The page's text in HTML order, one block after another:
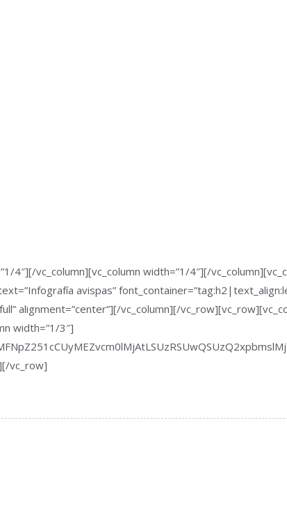
4″][/vc_column][vc_column width=”1/4″][/
avispas”
alignment=”center”][/vc_column][/
width=”1/3″]
vc_row]